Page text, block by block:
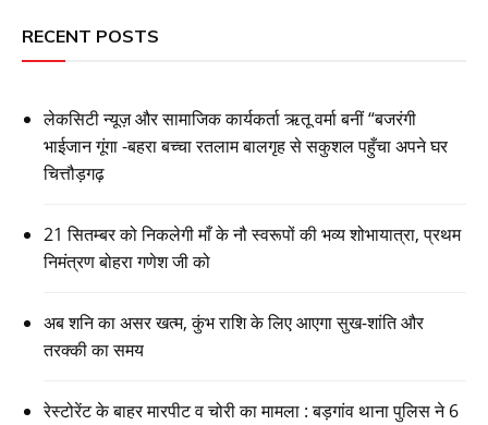
RECENT POSTS
लेकसिटी न्यूज़ और सामाजिक कार्यकर्ता ऋतू वर्मा बनीं “बजरंगी
भाईजान गूंगा -बहरा बच्चा रतलाम बालगृह से सकुशल पहुँचा अपने घर
चित्तौड़गढ़
21 सितम्बर को निकलेगी माँ के नौ स्वरूपों की भव्य शोभायात्रा, प्रथम
निमंत्रण बोहरा गणेश जी को
अब शनि का असर खत्म, कुंभ राशि के लिए आएगा सुख-शांति और
तरक्की का समय
रेस्टोरेंट के बाहर मारपीट व चोरी का मामला : बड़गांव थाना पुलिस ने 6